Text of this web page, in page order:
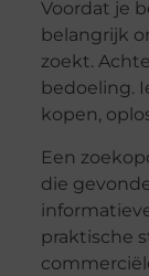
Voordat je
belangrijk
zoekt.
bedoeling.
kopen,
Een
die
praktische